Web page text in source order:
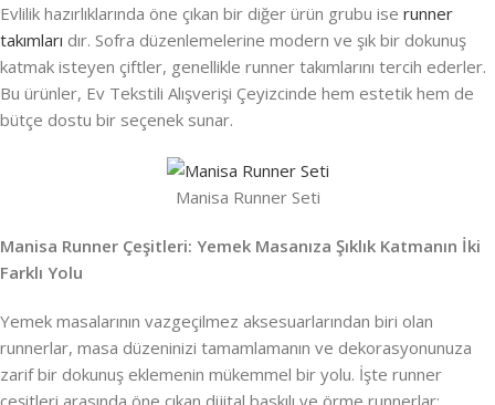
Evlilik hazırlıklarında öne çıkan bir diğer ürün grubu ise runner
takımları dır. Sofra düzenlemelerine modern ve şık bir dokunuş
katmak isteyen çiftler, genellikle runner takımlarını tercih ederler.
Bu ürünler, Ev Tekstili Alışverişi Çeyizcinde hem estetik hem de
bütçe dostu bir seçenek sunar.
Manisa Runner Seti
Manisa Runner Çeşitleri: Yemek Masanıza Şıklık Katmanın İki
Farklı Yolu
Yemek masalarının vazgeçilmez aksesuarlarından biri olan
runnerlar, masa düzeninizi tamamlamanın ve dekorasyonunuza
zarif bir dokunuş eklemenin mükemmel bir yolu. İşte runner
çeşitleri arasında öne çıkan dijital baskılı ve örme runnerlar: